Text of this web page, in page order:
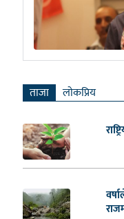
ताजा लाेकप्रिय